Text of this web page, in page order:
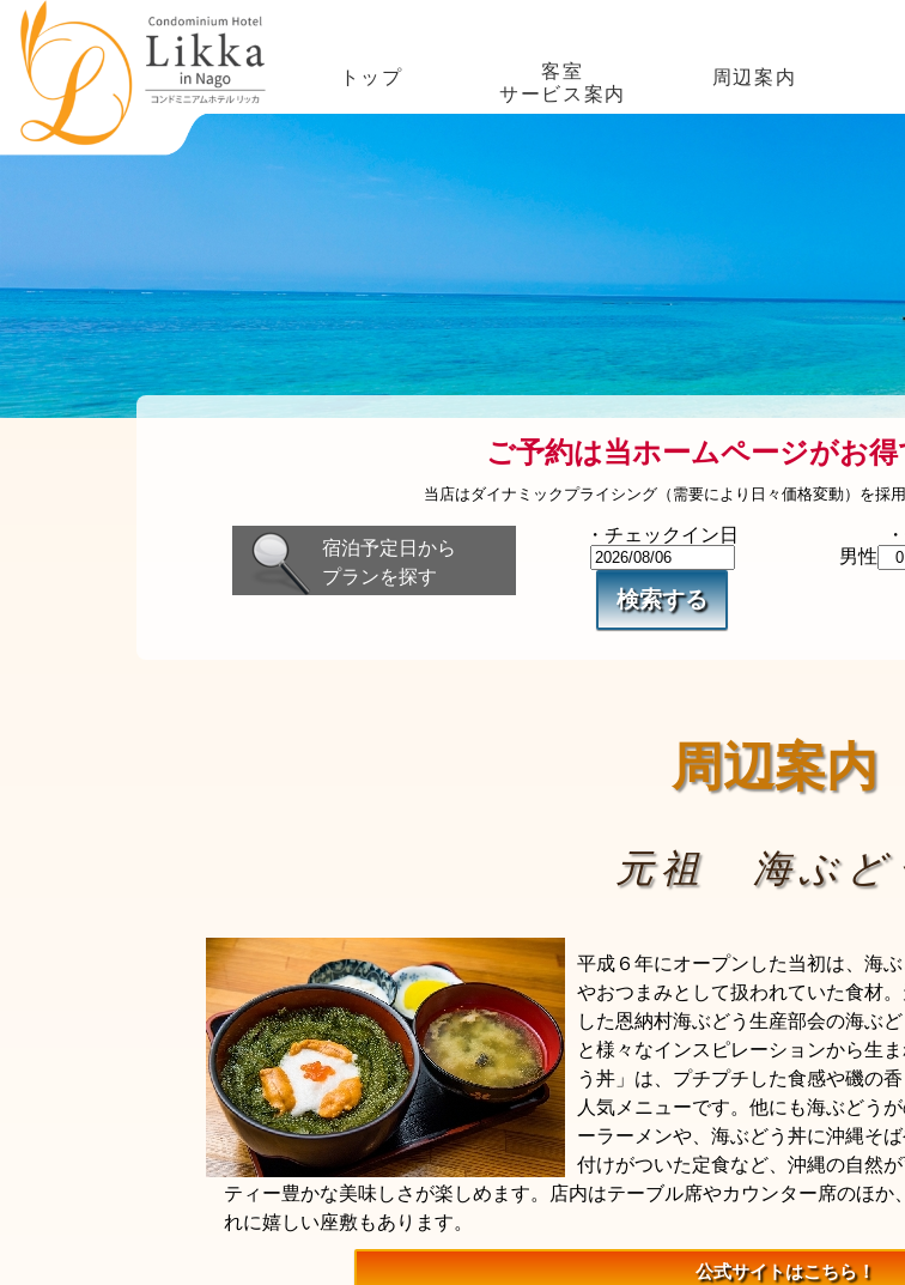
トップ
客室
サービス案内
周辺案内
ご予約は当ホームページがお
当店はダイナミックプライシング（需要により日々価格変動）を採
宿泊予定日から
プランを探す
・チェックイン日
男性
周辺案内
元祖 海ぶど
平成６年にオープンした当初は、海
やおつまみとして扱われていた食材
した恩納村海ぶどう生産部会の海ぶ
と様々なインスピレーションから生
う丼」は、プチプチした食感や磯の
人気メニューです。他にも海ぶどう
ーラーメンや、海ぶどう丼に沖縄そ
付けがついた定食など、沖縄の自然
ティー豊かな美味しさが楽しめます。店内はテーブル席やカウンター席のほか
れに嬉しい座敷もあります。
公式サイトはこちら！